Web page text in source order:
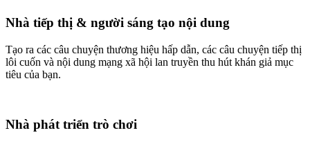
Nhà tiếp thị & người sáng tạo nội dung
Tạo ra các câu chuyện thương hiệu hấp dẫn, các câu chuyện tiếp thị
lôi cuốn và nội dung mạng xã hội lan truyền thu hút khán giả mục
tiêu của bạn.
Nhà phát triển trò chơi